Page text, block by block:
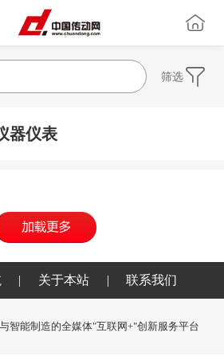
筛选
器仪表
| 关于本站 | 联系我们
智能制造的全媒体"互联网+"创新服务平台